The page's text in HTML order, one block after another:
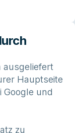
ausgeliefert
Hauptseite
Google und
zu